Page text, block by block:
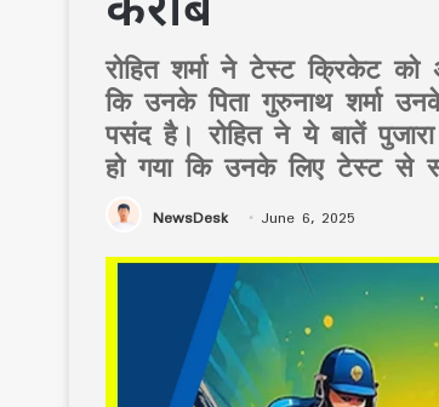
रोहित शर्मा ने टेस्ट क्रिकेट
कि उनके पिता गुरुनाथ शर्मा
पसंद है। रोहित ने ये बातें
हो गया कि उनके लिए टेस्ट से
NewsDesk June 6, 2025